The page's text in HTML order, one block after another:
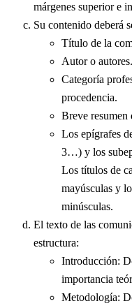
márgenes superior e
Su contenido deberá
Título de la
Autor o autores.
Categoría
procedencia.
Breve resumen
Los epígrafes
3…) y los
Los títulos de
mayúsculas y
minúsculas.
El texto de las
estructura:
Introducción:
importancia
Metodología: